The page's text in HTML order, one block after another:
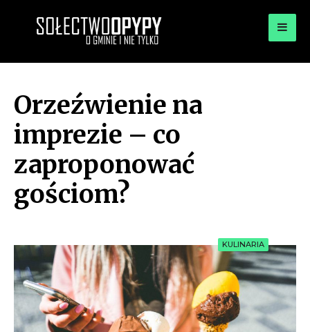
OPYPY.PL
Orzeźwienie na
imprezie – co
zaproponować
gościom?
KULINARIA